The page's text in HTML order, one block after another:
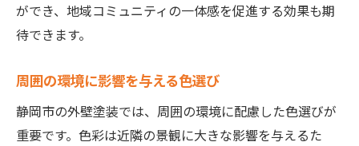
ができ、地域コミュニティの一体感を促進する効果も期
待できます。
周囲の環境に影響を与える色選び
静岡市の外壁塗装では、周囲の環境に配慮した色選びが
重要です。色彩は近隣の景観に大きな影響を与えるた